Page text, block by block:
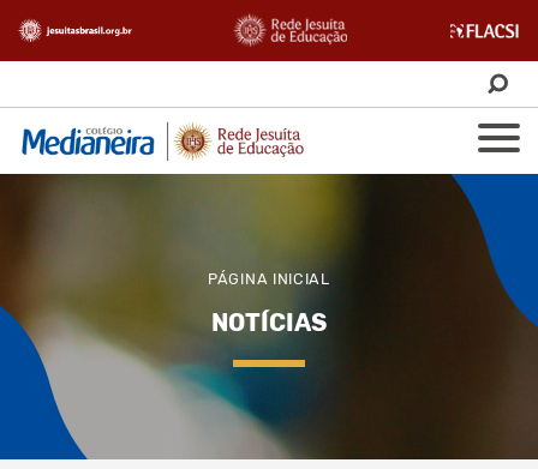
PÁGINA INICIAL
NOTÍCIAS